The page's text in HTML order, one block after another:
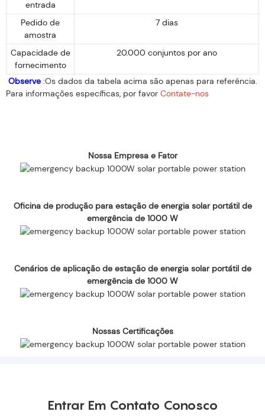
entrada
Pedido de
amostra
7 dias
Capacidade de
fornecimento
20.000 conjuntos por ano
Observe :Os dados da tabela acima são apenas para referência.
Para informações específicas, por favor Contate-nos
Nossa Empresa e Fator
Oficina de produção para estação de energia solar portátil de
emergência de 1000 W
Cenários de aplicação de estação de energia solar portátil de
emergência de 1000 W
Nossas Certificações
Entrar Em Contato Conosco